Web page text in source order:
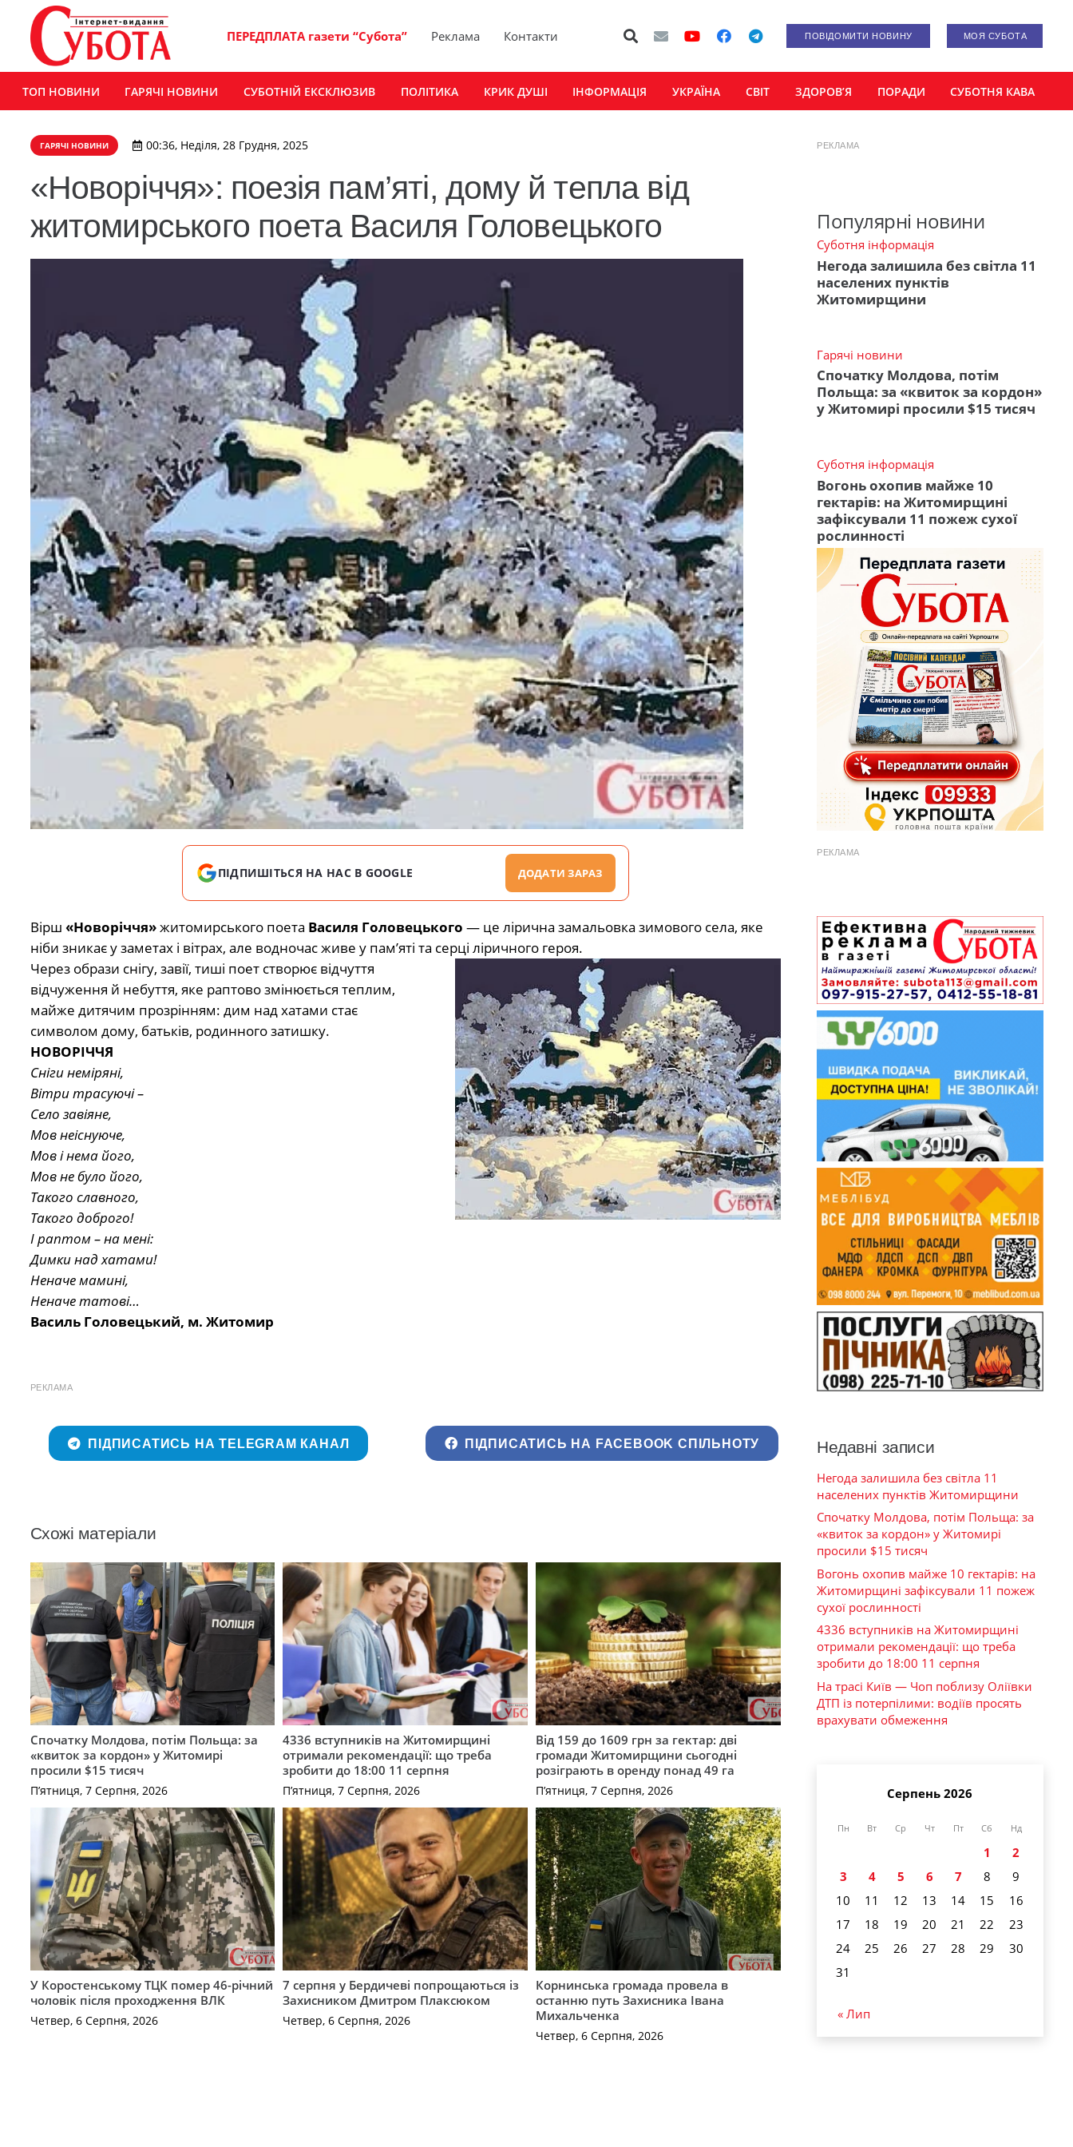
ПЕРЕДПЛАТА газети “Субота” Реклама Контакти ПОВІДОМИТИ НОВИНУ МОЯ СУБОТА
ТОП НОВИНИ ГАРЯЧІ НОВИНИ СУБОТНІЙ ЕКСКЛЮЗИВ ПОЛІТИКА КРИК ДУШІ ІНФОРМАЦІЯ УКРАЇНА СВІТ ЗДОРОВ’Я ПОРАДИ СУБОТНЯ КАВА
ГАРЯЧІ НОВИНИ 00:36, Неділя, 28 Грудня, 2025
«Новоріччя»: поезія пам’яті, дому й тепла від
житомирського поета Василя Головецького
ПІДПИШІТЬСЯ НА НАС В GOOGLE ДОДАТИ ЗАРАЗ
Вірш «Новоріччя»житомирського поета Василя Головецького — це лірична замальовка зимового села, яке
ніби зникає у заметах і вітрах, але водночас живе у пам’яті та серці ліричного героя.
Через образи снігу, завії, тиші поет створює відчуття
відчуження й небуття, яке раптово змінюється теплим,
майже дитячим прозрінням: дим над хатами стає
символом дому, батьків, родинного затишку.
НОВОРІЧЧЯ
Сніги неміряні,
Вітри трасуючі –
Село завіяне,
Мов неіснуюче,
Мов і нема його,
Мов не було його,
Такого славного,
Такого доброго!
І раптом – на мені:
Димки над хатами!
Неначе мамині,
Неначе татові…
Василь Головецький, м. Житомир
РЕКЛАМА
ПІДПИСАТИСЬ НА TELEGRAM КАНАЛ ПІДПИСАТИСЬ НА FACEBOOK СПІЛЬНОТУ
Схожі матеріали
Спочатку Молдова, потім Польща: за
«квиток за кордон» у Житомирі
просили $15 тисяч
П’ятниця, 7 Серпня, 2026
4336 вступників на Житомирщині
отримали рекомендації: що треба
зробити до 18:00 11 серпня
П’ятниця, 7 Серпня, 2026
Від 159 до 1609 грн за гектар: дві
громади Житомирщини сьогодні
розіграють в оренду понад 49 га
П’ятниця, 7 Серпня, 2026
У Коростенському ТЦК помер 46-річний
чоловік після проходження ВЛК
Четвер, 6 Серпня, 2026
7 серпня у Бердичеві попрощаються із
Захисником Дмитром Плаксюком
Четвер, 6 Серпня, 2026
Корнинська громада провела в
останню путь Захисника Івана
Михальченка
Четвер, 6 Серпня, 2026
РЕКЛАМА
Популярні новини
Суботня інформація
Негода залишила без світла 11
населених пунктів
Житомирщини
Гарячі новини
Спочатку Молдова, потім
Польща: за «квиток за кордон»
у Житомирі просили $15 тисяч
Суботня інформація
Вогонь охопив майже 10
гектарів: на Житомирщині
зафіксували 11 пожеж сухої
рослинності
РЕКЛАМА
Недавні записи
Негода залишила без світла 11
населених пунктів Житомирщини
Спочатку Молдова, потім Польща: за
«квиток за кордон» у Житомирі
просили $15 тисяч
Вогонь охопив майже 10 гектарів: на
Житомирщині зафіксували 11 пожеж
сухої рослинності
4336 вступників на Житомирщині
отримали рекомендації: що треба
зробити до 18:00 11 серпня
На трасі Київ — Чоп поблизу Оліївки
ДТП із потерпілими: водіїв просять
врахувати обмеження
Серпень 2026
Пн Вт Ср Чт Пт Сб Нд
1
2
3
4 5 6 7 8
9
10
11 12 13 14 15
16
17
18 19 20 21 22
23
24
25 26 27 28 29
30
31
« Лип